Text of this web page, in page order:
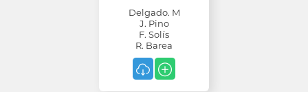
Delgado. M
J. Pino
F. Solís
R. Barea